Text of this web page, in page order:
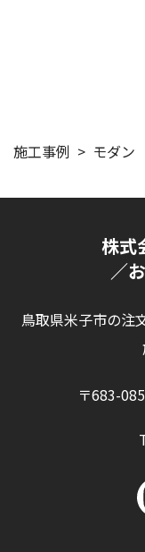
施工事例 モダン
株式
／
鳥取県米子市の注
〒683-